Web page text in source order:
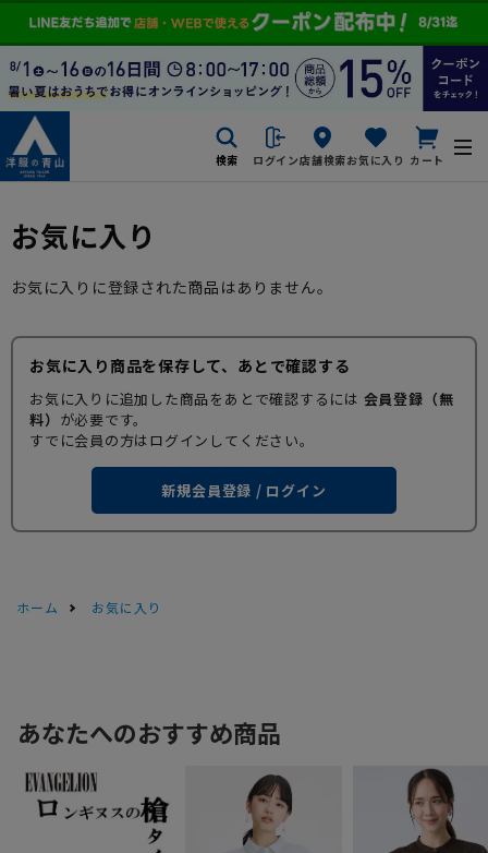
検索 ログイン店舗検索お気に入り カート
お気に入り
お気に入りに登録された商品はありません。
お気に入り商品を保存して、あとで確認する
お気に入りに追加した商品をあとで確認するには 会員登録（無
料） が必要です。
すでに会員の方はログインしてください。
新規会員登録 / ログイン
ホーム お気に入り